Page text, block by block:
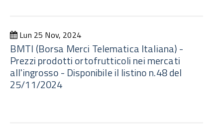
Lun 25 Nov, 2024
BMTI (Borsa Merci Telematica Italiana) -
Prezzi prodotti ortofrutticoli nei mercati
all'ingrosso - Disponibile il listino n.48 del
25/11/2024